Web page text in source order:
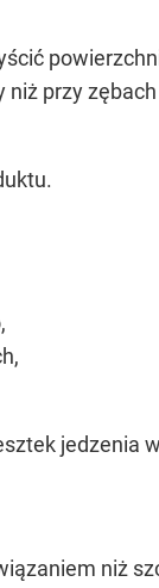
niż przy
jedzenia
niż